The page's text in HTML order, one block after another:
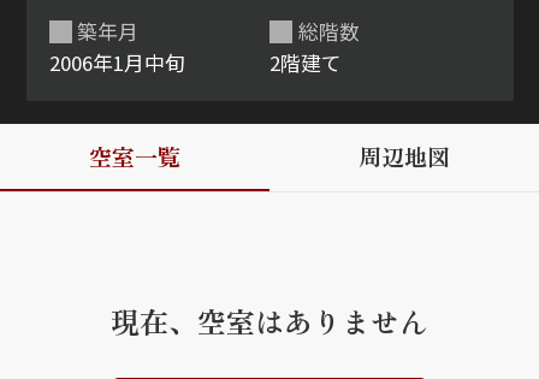
ルームツアー 動画ギャラリー
らくらく内見
シャーメゾンライフサポート
築年月
2006年1月中旬
総階数
2階建て
空室一覧 周辺地図
現在、空室はありません